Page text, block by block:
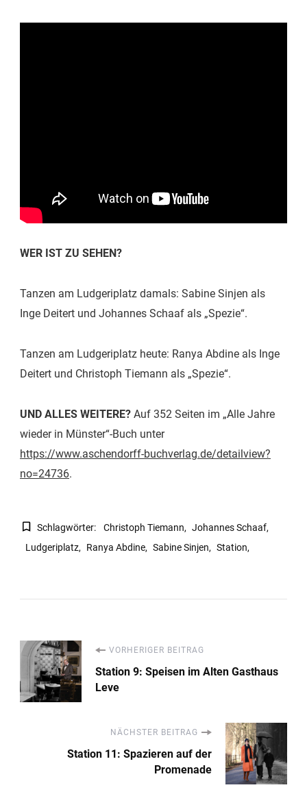
WER IST ZU SEHEN?
Tanzen am Ludgeriplatz damals: Sabine Sinjen als
Inge Deitert und Johannes Schaaf als „Spezie“.
Tanzen am Ludgeriplatz heute: Ranya Abdine als Inge
Deitert und Christoph Tiemann als „Spezie“.
UND ALLES WEITERE? Auf 352 Seiten im „Alle Jahre
wieder in Münster“-Buch unter
https://www.aschendorff-buchverlag.de/detailview?
no=24736.
Schlagwörter: Christoph Tiemann
Johannes Schaaf
Ludgeriplatz
Ranya Abdine Sabine Sinjen Station
Beitragsnavigation
VORHERIGER BEITRAG
Station 9: Speisen im Alten Gasthaus
Leve
NÄCHSTER BEITRAG
Station 11: Spazieren auf der
Promenade